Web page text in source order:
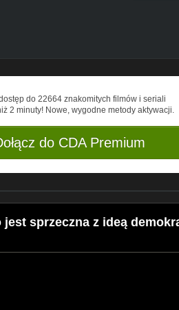
do 22664 znakomitych filmów i seriali
2 minuty! Nowe, wygodne metody aktywacji.
do CDA Premium
sprzeczna z ideą